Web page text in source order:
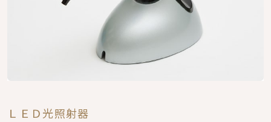
ＬＥＤ光照射器